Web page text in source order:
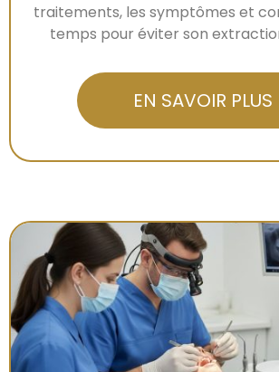
traitements, les symptômes et
temps pour éviter son
EN SAVOIR PLUS